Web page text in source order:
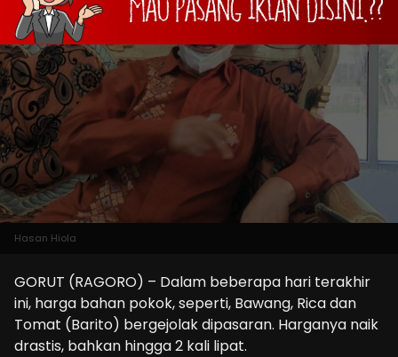
Hasan Hiola
GORUT (RAGORO) – Dalam beberapa hari terakhir
ini, harga bahan pokok, seperti, Bawang, Rica dan
Tomat (Barito) bergejolak dipasaran. Harganya naik
drastis, bahkan hingga 2 kali lipat.